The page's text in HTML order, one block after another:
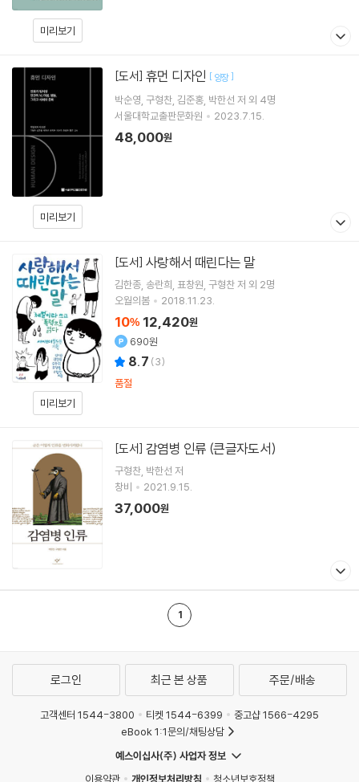
미리보기
미리보기
[도서] 휴먼 디자인 [ 양장]
박순영 구형찬 김준홍 박한선 저 외 4명
서울대학교출판문화원
2023.7.15.
48,000원
미리보기
[도서] 사랑해서 때린다는 말
김한종 송란희 표창원 구형찬저 외 2명
오월의봄
2018.11.23.
10% 12,420원
690원
8.7 (3)
품절
[도서] 감염병 인류 (큰글자도서)
구형찬 박한선 저
창비
2021.9.15.
37,000원
1
로그인 최근 본 상품 주문/배송
고객센터 1544-3800 티켓 1544-6399
중고샵 1566-4295
eBook 1:1문의/채팅상담
예스이십사(주) 사업자 정보
이용약관
개인정보처리방침 청소년보호정책